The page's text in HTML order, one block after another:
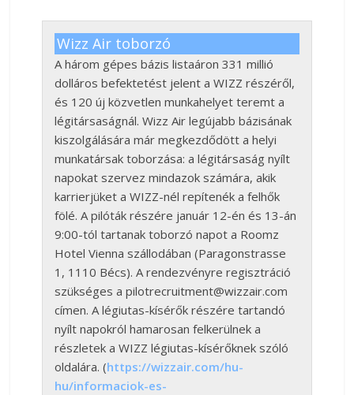
Wizz Air toborzó
A három gépes bázis listaáron 331 millió
dolláros befektetést jelent a WIZZ részéről,
és 120 új közvetlen munkahelyet teremt a
légitársaságnál. Wizz Air legújabb bázisának
kiszolgálására már megkezdődött a helyi
munkatársak toborzása: a légitársaság nyílt
napokat szervez mindazok számára, akik
karrierjüket a WIZZ-nél repítenék a felhők
fölé. A pilóták részére január 12-én és 13-án
9:00-tól tartanak toborzó napot a Roomz
Hotel Vienna szállodában (Paragonstrasse
1, 1110 Bécs). A rendezvényre regisztráció
szükséges a pilotrecruitment@wizzair.com
címen. A légiutas-kísérők részére tartandó
nyílt napokról hamarosan felkerülnek a
részletek a WIZZ légiutas-kísérőknek szóló
oldalára. (https://wizzair.com/hu-
hu/informaciok-es-